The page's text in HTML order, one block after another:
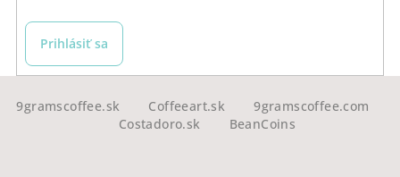
Prihlásiť sa
9gramscoffee.sk Coffeeart.sk
9gramscoffee.com
Costadoro.sk
BeanCoins